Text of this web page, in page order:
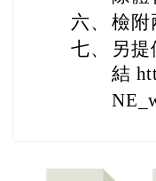
六、 檢附
七、
另
結